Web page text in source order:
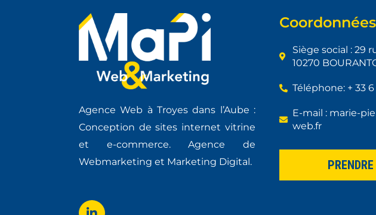
Agence Web à Troyes dans l’Aube :
Conception de sites internet vitrine
et e-commerce. Agence de
Webmarketing et Marketing Digital.
Coordonnées
Siège social : 29
10270
Téléphone: + 33
E-mail : marie-
web.fr